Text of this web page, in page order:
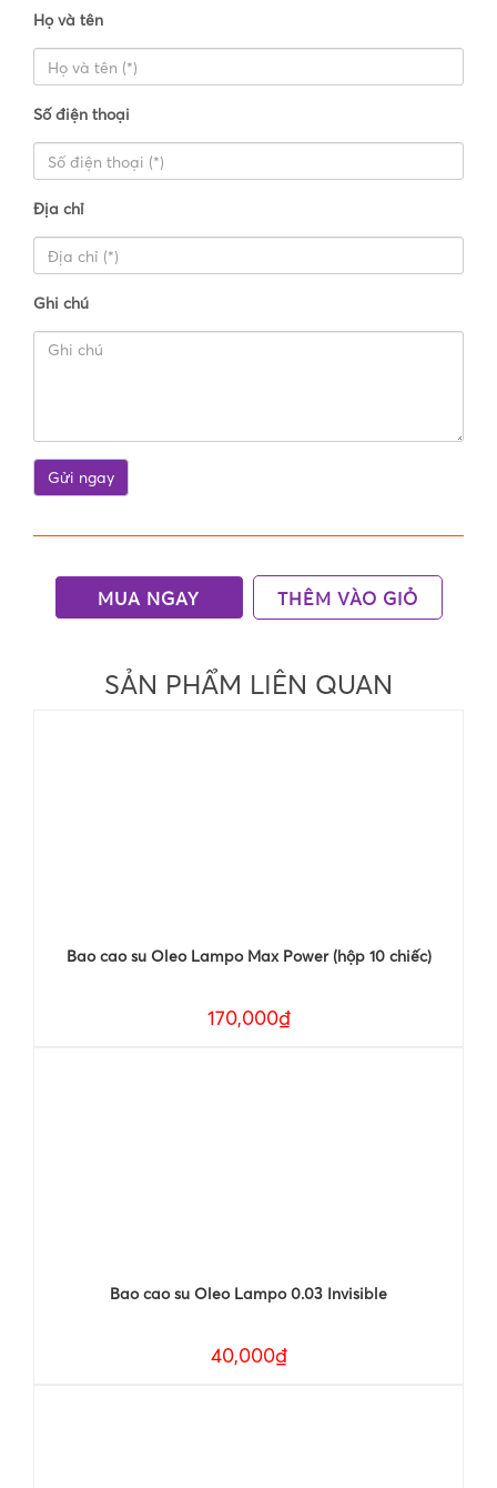
Họ và tên
Số điện thoại
Địa chỉ
Ghi chú
MUA NGAY THÊM VÀO GIỎ
SẢN PHẨM LIÊN QUAN
Bao cao su Oleo Lampo Max Power (hộp 10 chiếc)
170,000₫
Bao cao su Oleo Lampo 0.03 Invisible
40,000₫